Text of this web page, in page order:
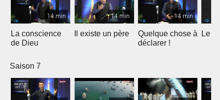
14 min
La conscience
de Dieu
14 min
Il existe un père
14 min
Quelque chose à
déclarer !
Le
Saison 7